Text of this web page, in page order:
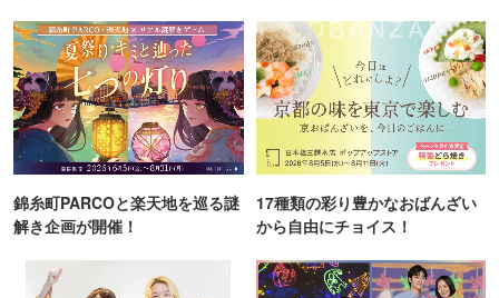
錦糸町PARCOと楽天地を巡る謎
解き企画が開催！
17種類の彩り豊かなおばんざい
から自由にチョイス！